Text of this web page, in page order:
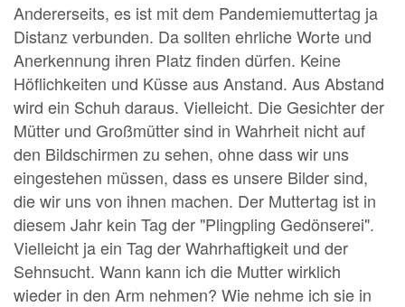
Andererseits, es ist mit dem Pandemiemuttertag ja
Distanz verbunden. Da sollten ehrliche Worte und
Anerkennung ihren Platz finden dürfen. Keine
Höflichkeiten und Küsse aus Anstand. Aus Abstand
wird ein Schuh daraus. Vielleicht. Die Gesichter der
Mütter und Großmütter sind in Wahrheit nicht auf
den Bildschirmen zu sehen, ohne dass wir uns
eingestehen müssen, dass es unsere Bilder sind,
die wir uns von ihnen machen. Der Muttertag ist in
diesem Jahr kein Tag der "Plingpling Gedönserei".
Vielleicht ja ein Tag der Wahrhaftigkeit und der
Sehnsucht. Wann kann ich die Mutter wirklich
wieder in den Arm nehmen? Wie nehme ich sie in